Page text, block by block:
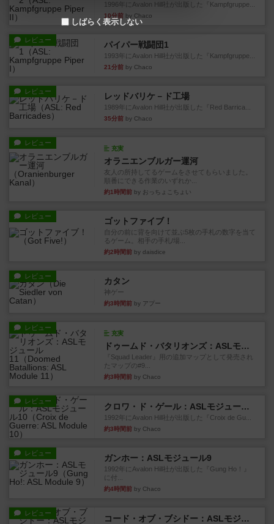
1996年にAvalon Hill社が出版した『Kampfgruppe...
10分前 by Chaco
レビュー パイパー戦闘団1
1993年にAvalon Hill社が出版した『Kampfgruppe...
21分前 by Chaco
レビュー レッドバリケ－ド工場
1989年にAvalon Hill社が出版した『Red Barrica...
35分前 by Chaco
レビュー
充実
オラニエンブルガー運河
友人の所持してるゲームをさせてもらいました。
順番にできる作業のいずれか...
約1時間前 by おっちょこちょい
レビュー ゴットファイブ！
自分の前に背を向けて並ぶ5枚の手札の数字を当て
るゲーム。相手の手札/場...
約2時間前 by daisdice
レビュー カタン
神ゲー
約3時間前 by アプー
レビュー
充実
ドゥームド・バタリオンズ：ASLモジュール11
『Squad Leader』用の追加マップとして発売され
たマップの#9...
約3時間前 by Chaco
レビュー
クロワ・ド・ゲール：ASLモジュール10
1992年にAvalon Hill社が出版した『Croix de Gu...
約3時間前 by Chaco
レビュー ガンホー：ASLモジュール9
1992年にAvalon Hill社が出版した『Gung Ho！』
に付...
約4時間前 by Chaco
レビュー
コード・オブ・ブシドー：ASLモジュール8
しばらく表示しない